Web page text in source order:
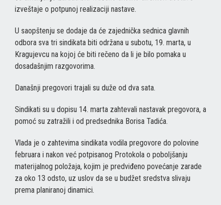
izveštaje o potpunoj realizaciji nastave.
U saopštenju se dodaje da će zajednička sednica glavnih
odbora sva tri sindikata biti održana u subotu, 19. marta, u
Kragujevcu na kojoj će biti rečeno da li je bilo pomaka u
dosadašnjim razgovorima.
Današnji pregovori trajali su duže od dva sata.
Sindikati su u dopisu 14. marta zahtevali nastavak pregovora, a
pomoć su zatražili i od predsednika Borisa Tadića.
Vlada je o zahtevima sindikata vodila pregovore do polovine
februara i nakon već potpisanog Protokola o poboljšanju
materijalnog položaja, kojim je predviđeno povećanje zarade
za oko 13 odsto, uz uslov da se u budžet sredstva slivaju
prema planiranoj dinamici.